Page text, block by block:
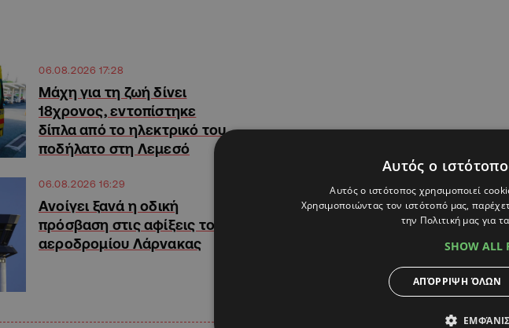
06.08.2026 17:28
Μάχη για τη ζωή δίνει
18χρονος, εντοπίστηκε
δίπλα από το ηλεκτρικό του
ποδήλατο στη Λεμεσό
06.08.2026 16:29
Ανοίγει ξανά η οδική
πρόσβαση στις αφίξεις του
αεροδρομίου Λάρνακας
Αυτός ο
Αυτός ο ιστότοπος χρησιμοποιεί
Χρησιμοποιώντας τον ιστότοπό μας,
την Πολιτική μας για
SHOW ALL
ΑΠΌΡΡΙΨΗ ΌΛΩΝ